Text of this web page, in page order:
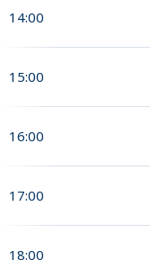
14:00
15:00
16:00
17:00
18:00